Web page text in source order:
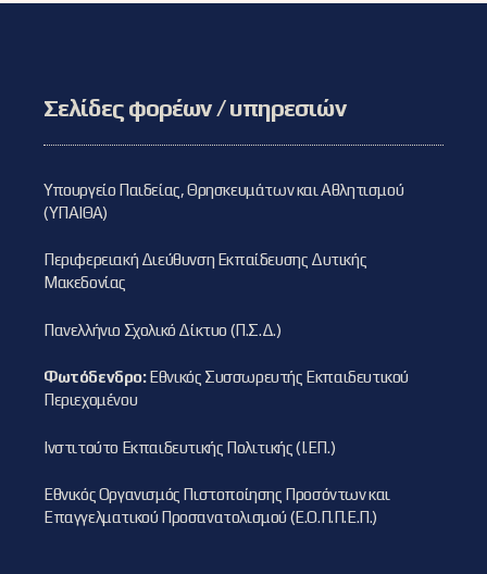
Σελίδες φορέων / υπηρεσιών
Υπουργείο Παιδείας, Θρησκευμάτων και Αθλητισμού
(ΥΠΑΙΘΑ)
Περιφερειακή Διεύθυνση Εκπαίδευσης Δυτικής
Μακεδονίας
Πανελλήνιο Σχολικό Δίκτυο (Π.Σ.Δ.)
Φωτόδενδρο:Εθνικός Συσσωρευτής Εκπαιδευτικού
Περιεχομένου
Ινστιτούτο Εκπαιδευτικής Πολιτικής (Ι.ΕΠ.)
Εθνικός Οργανισμός Πιστοποίησης Προσόντων και
Επαγγελματικού Προσανατολισμού (Ε.Ο.Π.Π.Ε.Π.)